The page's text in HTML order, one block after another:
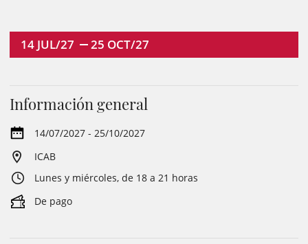
14 JUL/27 25 OCT/27
Información general
14/07/2027 - 25/10/2027
ICAB
Lunes y miércoles, de 18 a 21 horas
De pago